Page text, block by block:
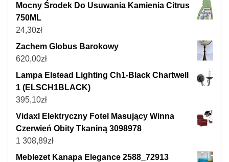
Mocny Środek Do Usuwania Kamienia Citrus
750ML
24,30zł
Zachem Globus Barokowy
620,00zł
Lampa Elstead Lighting Ch1-Black Chartwell
1 (ELSCH1BLACK)
395,10zł
Vidaxl Elektryczny Fotel Masujący Winna
Czerwień Obity Tkaniną 3098978
1 308,89zł
Meblezet Kanapa Elegance 2588_72913